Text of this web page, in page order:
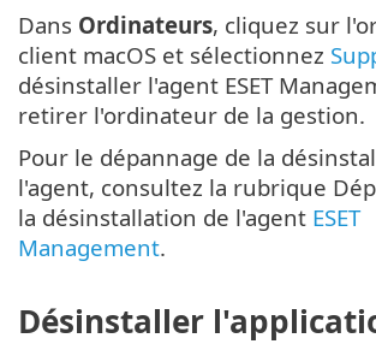
Dans Ordinateurs, cliquez sur
client macOS et sélectionnez
désinstaller l'agent ESET
retirer l'ordinateur de la gestion.
Pour le dépannage de la
l'agent, consultez la rubrique
la désinstallation de l'agent ESET
Management.
Désinstaller